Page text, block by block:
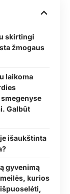
skirtingi
žmogaus
laikoma
Galbūt
išaukštinta
gyvenimą
kurios